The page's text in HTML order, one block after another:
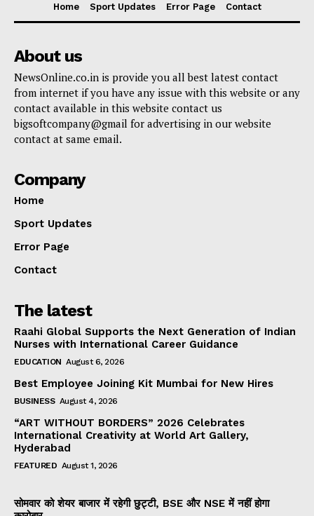
Home Sport Updates Error Page Contact
About us
NewsOnline.co.in is provide you all best latest contact
from internet if you have any issue with this website or any
contact available in this website contact us
bigsoftcompany@gmail for advertising in our website
contact at same email.
Company
Home
Sport Updates
Error Page
Contact
The latest
Raahi Global Supports the Next Generation of Indian
Nurses with International Career Guidance
EDUCATION August 6, 2026
Best Employee Joining Kit Mumbai for New Hires
BUSINESS August 4, 2026
“ART WITHOUT BORDERS” 2026 Celebrates
International Creativity at World Art Gallery,
Hyderabad
FEATURED August 1, 2026
सोमवार को शेयर बाजार में रहेगी छुट्टी, BSE और NSE में नहीं होगा